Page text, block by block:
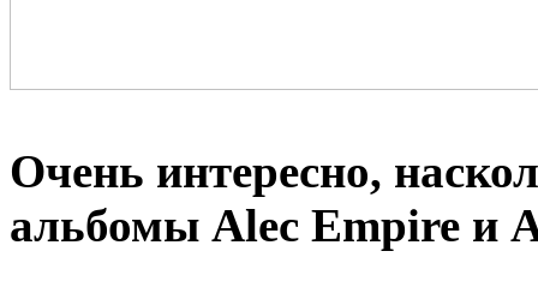
Очень интересно,
альбомы Alec Empire и